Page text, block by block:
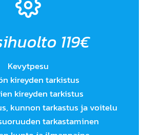
119€
Kevytpesu
kireyden tarkistus
kireyden tarkistus
kunnon tarkastus ja voitelu
tarkastaminen